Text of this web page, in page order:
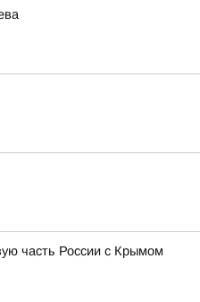
часть России с Крымом